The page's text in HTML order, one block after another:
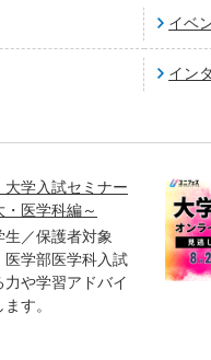
イベ
イン
大学入試セミナー
・医学科編～
生／保護者対象
医学部医学科入試
力や学習アドバイ
す。